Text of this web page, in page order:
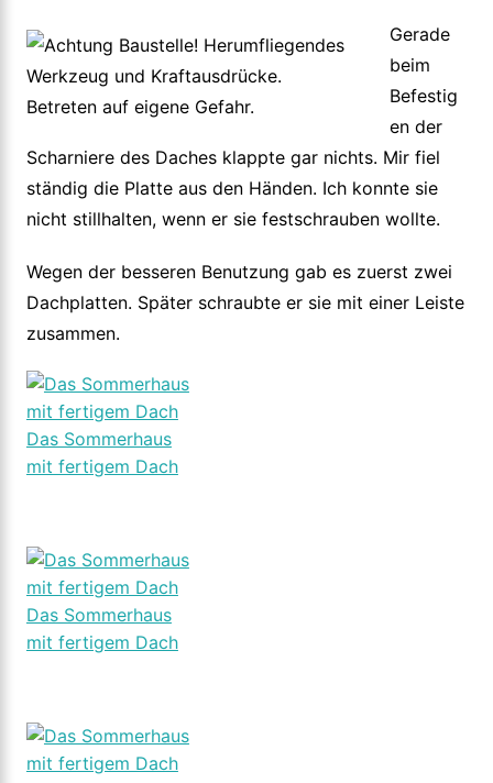
Gerade
beim
Befestig
en der
Scharniere des Daches klappte gar nichts. Mir fiel
ständig die Platte aus den Händen. Ich konnte sie
nicht stillhalten, wenn er sie festschrauben wollte.
Wegen der besseren Benutzung gab es zuerst zwei
Dachplatten. Später schraubte er sie mit einer Leiste
zusammen.
Das Sommerhaus
mit fertigem Dach
Das Sommerhaus
mit fertigem Dach